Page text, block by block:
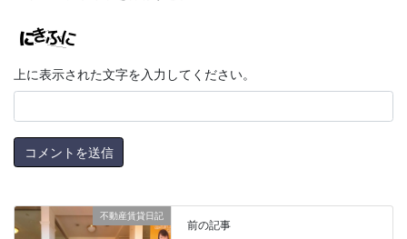
上に表示された文字を入力してください。
不動産賃貸日記
前の記事